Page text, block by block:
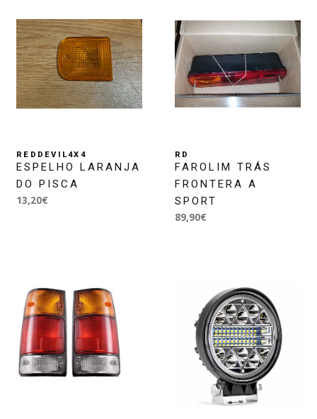
REDDEVIL4X4
ESPELHO LARANJA
DO PISCA
13,20€
RD
FAROLIM TRÁS
FRONTERA A
SPORT
89,90€